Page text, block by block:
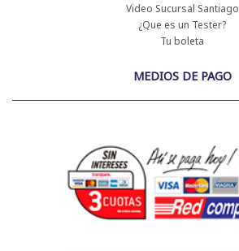
Video Sucursal Santiago
¿Que es un Tester?
Tu boleta
MEDIOS DE PAGO